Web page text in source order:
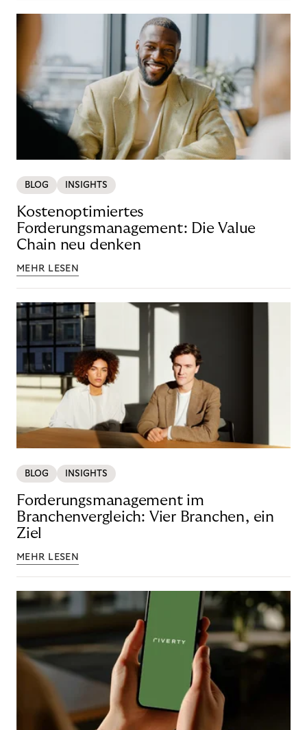
BLOG INSIGHTS
Kostenoptimiertes
Forderungsmanagement: Die Value
Chain neu denken
MEHR LESEN
BLOG INSIGHTS
Forderungsmanagement im
Branchenvergleich: Vier Branchen, ein
Ziel
MEHR LESEN